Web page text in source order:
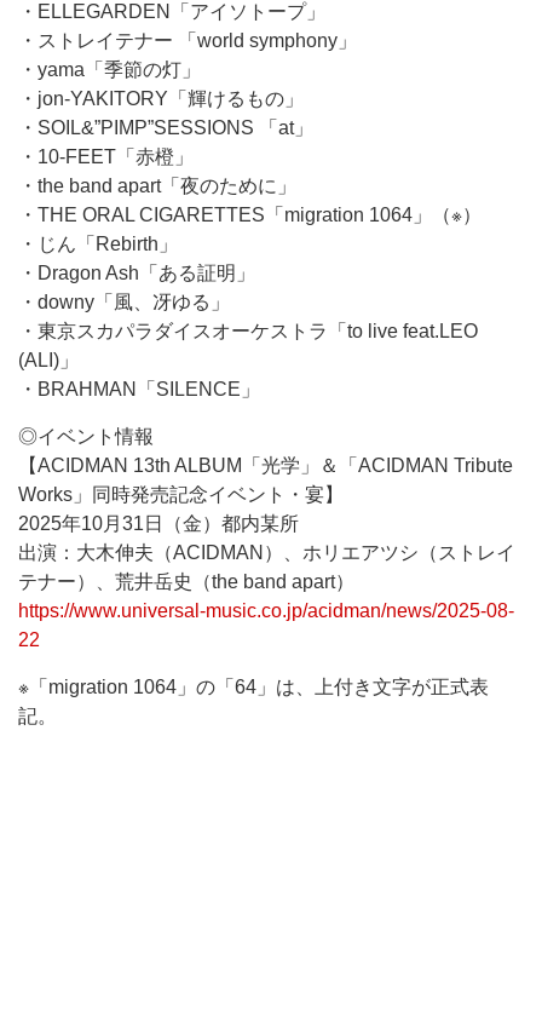
・ELLEGARDEN「アイソトープ」
・ストレイテナー 「world symphony」
・yama「季節の灯」
・jon-YAKITORY「輝けるもの」
・SOIL&”PIMP”SESSIONS 「at」
・10-FEET「赤橙」
・the band apart「夜のために」
・THE ORAL CIGARETTES「migration 1064」（※）
・じん「Rebirth」
・Dragon Ash「ある証明」
・downy「風、冴ゆる」
・東京スカパラダイスオーケストラ「to live feat.LEO
(ALI)」
・BRAHMAN「SILENCE」
◎イベント情報
【ACIDMAN 13th ALBUM「光学」＆「ACIDMAN Tribute
Works」同時発売記念イベント・宴】
2025年10月31日（金）都内某所
出演：大木伸夫（ACIDMAN）、ホリエアツシ（ストレイ
テナー）、荒井岳史（the band apart）
https://www.universal-music.co.jp/acidman/news/2025-08-
22
※「migration 1064」の「64」は、上付き文字が正式表
記。